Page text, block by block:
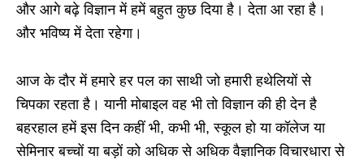
और आगे बढ़े विज्ञान में हमें बहुत कुछ दिया है। देता आ रहा है।
और भविष्य में देता रहेगा।
आज के दौर में हमारे हर पल का साथी जो हमारी हथेलियों से
चिपका रहता है। यानी मोबाइल वह भी तो विज्ञान की ही देन है
बहरहाल हमें इस दिन कहीं भी, कभी भी, स्कूल हो या कॉलेज या
सेमिनार बच्चों या बड़ों को अधिक से अधिक वैज्ञानिक विचारधारा से